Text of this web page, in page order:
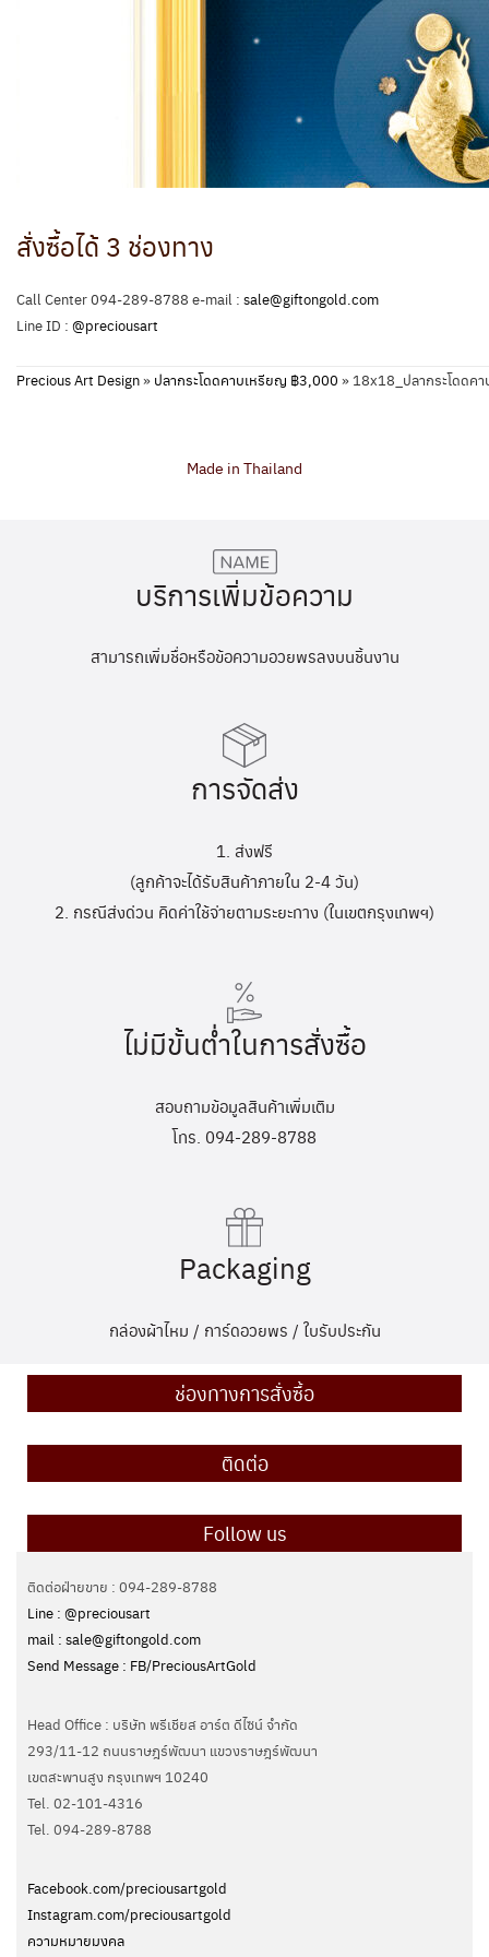
สั่งซื้อได้ 3 ช่องทาง
Call Center 094-289-8788 e-mail : sale@giftongold.com
Line ID : @preciousart
Precious Art Design» ปลากระโดดคาบเหรียญ ฿3,000 » 18x18_ปลากระโดดค
Made in Thailand
บริการเพิ่มข้อความ
สามารถเพิ่มชื่อหรือข้อความอวยพรลงบนชิ้นงาน
การจัดส่ง
1. ส่งฟรี
(ลูกค้าจะได้รับสินค้าภายใน 2-4 วัน)
2. กรณีส่งด่วน คิดค่าใช้จ่ายตามระยะทาง (ในเขตกรุงเทพฯ)
ไม่มีขั้นต่ำในการสั่งซื้อ
สอบถามข้อมูลสินค้าเพิ่มเติม
โทร. 094-289-8788
Packaging
กล่องผ้าไหม / การ์ดอวยพร / ใบรับประกัน
ช่องทางการสั่งซื้อ
ติดต่อ
Follow us
ติดต่อฝ่ายขาย : 094-289-8788
Line : @preciousart
mail : sale@giftongold.com
Send Message : FB/PreciousArtGold
Head Office : บริษัท พรีเชียส อาร์ต ดีไซน์ จำกัด
293/11-12 ถนนราษฎร์พัฒนา แขวงราษฎร์พัฒนา
เขตสะพานสูง กรุงเทพฯ 10240
Tel. 02-101-4316
Tel. ‭094-289-8788‬
Facebook.com/preciousartgold
Instagram.com/preciousartgold
ความหมายมงคล